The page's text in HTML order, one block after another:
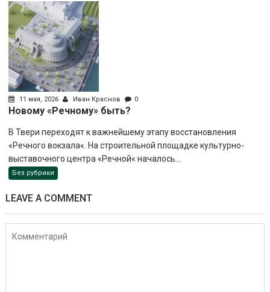
11 мая, 2026 Иван Краснов 0
Новому «Речному» быть?
В Твери переходят к важнейшему этапу восстановления
«Речного вокзала«. На строительной площадке культурно-
выставочного центра «Речной« началось...
Без рубрики
LEAVE A COMMENT